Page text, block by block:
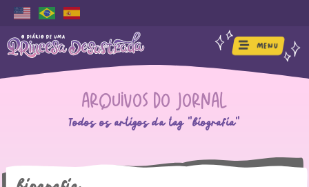
MENU
Arquivos do Jornal
Todos os artigos da tag "biografia"